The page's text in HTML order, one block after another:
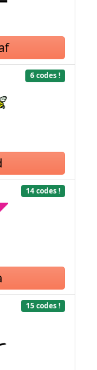
6 codes !
14 codes !
15 codes !